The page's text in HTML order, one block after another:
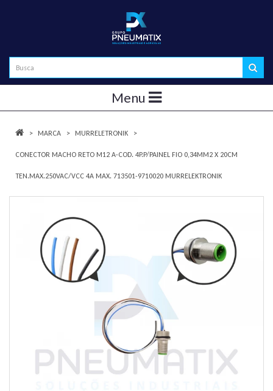
Menu
MARCA MURRELETRONIK
CONECTOR MACHO RETO M12 A-COD. 4P.P/PAINEL FIO 0,34MM2 X 20CM
TEN.MAX.250VAC/VCC 4A MAX. 713501-9710020 MURRELEKTRONIK